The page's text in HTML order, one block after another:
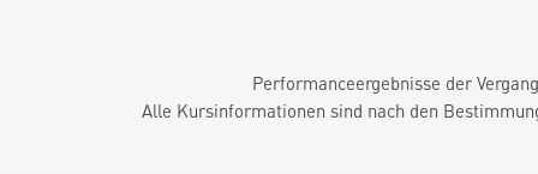
Performanceergebnisse der
Alle Kursinformationen sind nach den